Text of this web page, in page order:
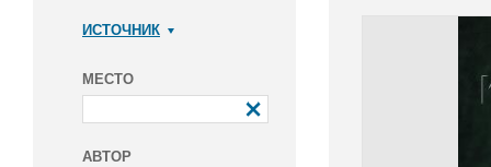
ИСТОЧНИК
МЕСТО
АВТОР